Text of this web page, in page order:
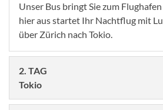
Unser Bus bringt Sie zum
hier aus startet Ihr Nachtflug mit
über Zürich nach Tokio.
2. TAG
Tokio